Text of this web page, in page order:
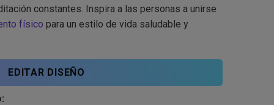
constantes. Inspira a las personas a unirse
físico para un estilo de vida saludable y
EDITAR DISEÑO